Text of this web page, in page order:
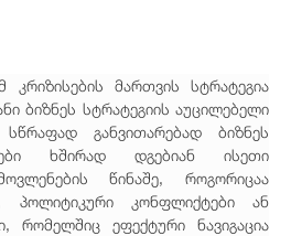
კრიზისების მართვის სტრატეგია
ბიზნეს სტრატეგიის აუცილებელი
განვითარებად ბიზნეს
ხშირად დგებიან ისეთი
წინაშე, როგორიცაა
პოლიტიკური კონფლიქტები ან
რომელშიც ეფექტური ნავიგაცია